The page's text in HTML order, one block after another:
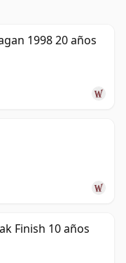
1998 20 años
Finish 10 años